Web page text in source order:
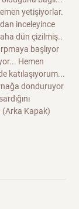
yetişiyorlar.
inceleyince
dün çizilmiş..
başlıyor
Hemen
katılaşıyorum...
donduruyor
(Arka Kapak)